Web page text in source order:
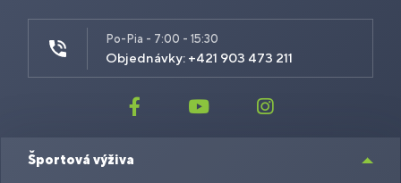
Po-Pia - 7:00 - 15:30
Objednávky: +421 903 473 211
Športová výživa